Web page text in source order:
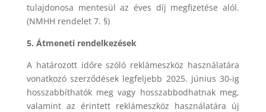
tulajdonosa mentesül az éves díj megfizetése alól.
(NMHH rendelet 7. §)
5. Átmeneti rendelkezések
A határozott időre szóló reklámeszköz használatára
vonatkozó szerződések legfeljebb 2025. június 30-ig
hosszabbíthatók meg vagy hosszabbodhatnak meg,
valamint az érintett reklámeszköz használatára új